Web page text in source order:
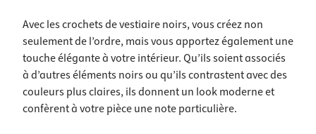
Avec les crochets de vestiaire noirs, vous créez non
seulement de l’ordre, mais vous apportez également une
touche élégante à votre intérieur. Qu’ils soient associés
à d’autres éléments noirs ou qu’ils contrastent avec des
couleurs plus claires, ils donnent un look moderne et
confèrent à votre pièce une note particulière.